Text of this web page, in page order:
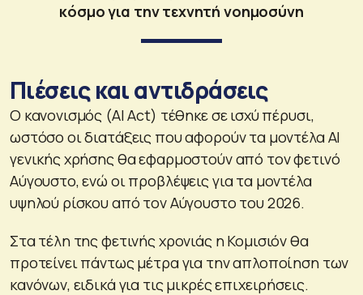
κόσμο για την τεχνητή νοημοσύνη
Πιέσεις και αντιδράσεις
Ο κανονισμός (AI Act) τέθηκε σε ισχύ πέρυσι,
ωστόσο οι διατάξεις που αφορούν τα μοντέλα ΑΙ
γενικής χρήσης θα εφαρμοστούν από τον φετινό
Αύγουστο, ενώ οι προβλέψεις για τα μοντέλα
υψηλού ρίσκου από τον Αύγουστο του 2026.
Στα τέλη της φετινής χρονιάς η Κομισιόν θα
προτείνει πάντως μέτρα για την απλοποίηση των
κανόνων, ειδικά για τις μικρές επιχειρήσεις.